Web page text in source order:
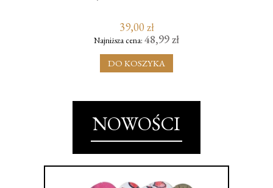
39,00 zł
Najniższa cena: 48,99 zł
DO KOSZYKA
NOWOŚCI